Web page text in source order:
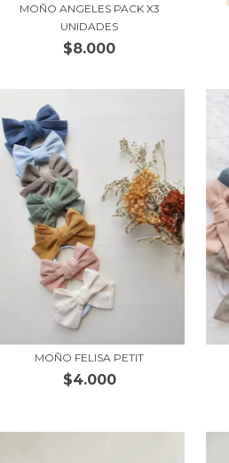
MOÑO ANGELES PACK X3
UNIDADES
$8.000
MOÑO FELISA PETIT
$4.000